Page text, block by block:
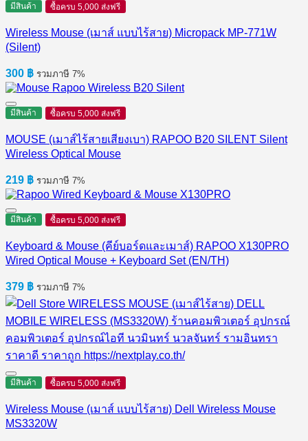
มีสินค้า ซื้อครบ 5,000 ส่งฟรี
Wireless Mouse (เมาส์ แบบไร้สาย) Micropack MP-771W
(Silent)
300 ฿ รวมภาษี 7%
มีสินค้า ซื้อครบ 5,000 ส่งฟรี
MOUSE (เมาส์ไร้สายเสียงเบา) RAPOO B20 SILENT Silent
Wireless Optical Mouse
219 ฿ รวมภาษี 7%
มีสินค้า ซื้อครบ 5,000 ส่งฟรี
Keyboard & Mouse (คีย์บอร์ดและเมาส์) RAPOO X130PRO
Wired Optical Mouse + Keyboard Set (EN/TH)
379 ฿ รวมภาษี 7%
มีสินค้า ซื้อครบ 5,000 ส่งฟรี
Wireless Mouse (เมาส์ แบบไร้สาย) Dell Wireless Mouse
MS3320W